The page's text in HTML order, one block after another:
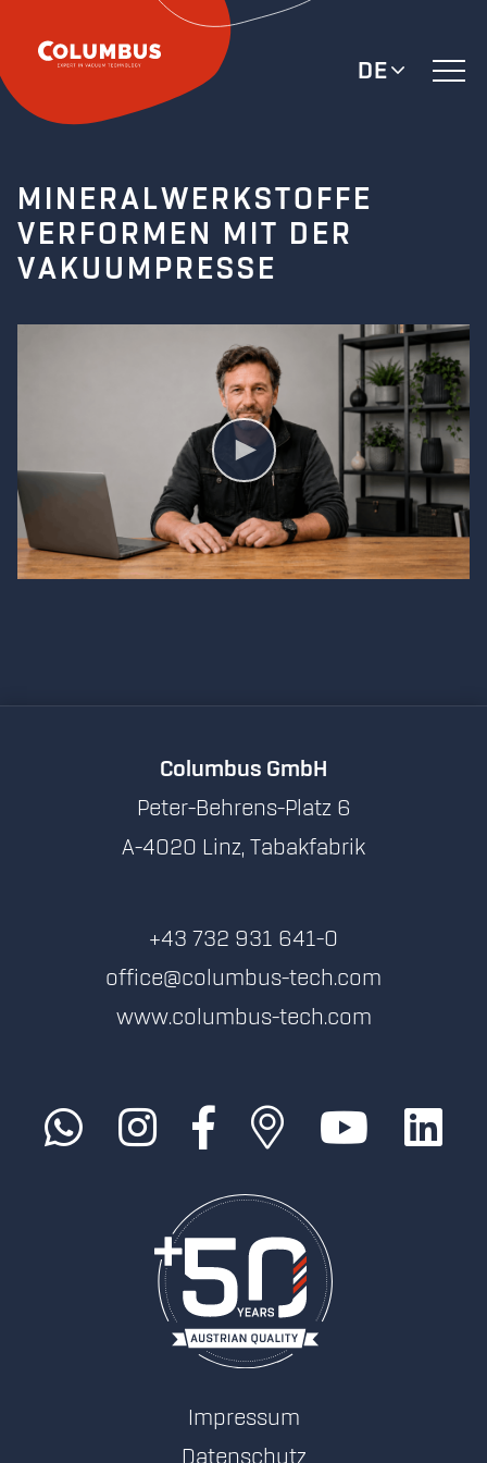
DE
MINERALWERKSTOFFE
VERFORMEN MIT DER
VAKUUMPRESSE
Columbus GmbH
Peter-Behrens-Platz 6
A-4020 Linz, Tabakfabrik
+43 732 931 641-0
office@columbus-tech.com
www.columbus-tech.com
Impressum
Datenschutz